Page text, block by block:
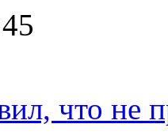
что не